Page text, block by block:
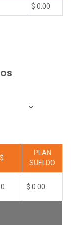
$ 0.00
$
PLAN
SUELDO
$ 0.00